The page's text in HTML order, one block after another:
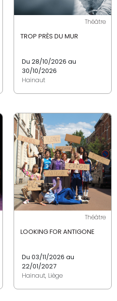
Théâtre
TROP PRÈS DU MUR
Du 28/10/2026 au
30/10/2026
Hainaut
Théâtre
LOOKING FOR ANTIGONE
Du 03/11/2026 au
22/01/2027
Hainaut, Liège